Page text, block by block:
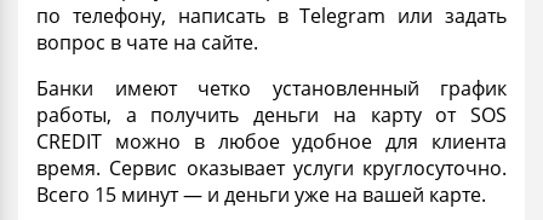
по телефону, написать в Telegram или задать
вопрос в чате на сайте.
Банки имеют четко установленный график
работы, а получить деньги на карту от SOS
CREDIT можно в любое удобное для клиента
время. Сервис оказывает услуги круглосуточно.
Всего 15 минут — и деньги уже на вашей карте.